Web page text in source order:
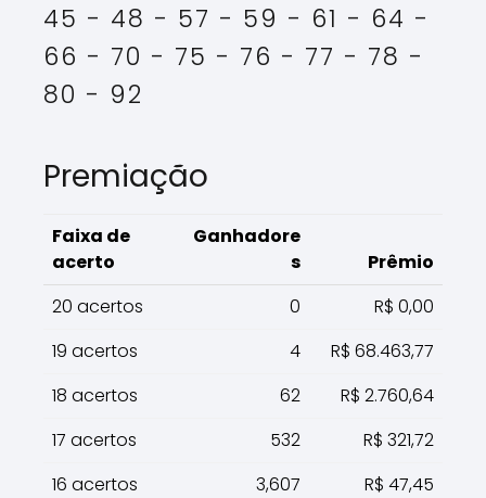
45 - 48 - 57 - 59 - 61 - 64 -
66 - 70 - 75 - 76 - 77 - 78 -
80 - 92
Premiação
Faixa de
acerto
Ganhadore
s
Prêmio
20 acertos
0
R$ 0,00
19 acertos
4
R$ 68.463,77
18 acertos
62
R$ 2.760,64
17 acertos
532
R$ 321,72
16 acertos
3,607
R$ 47,45